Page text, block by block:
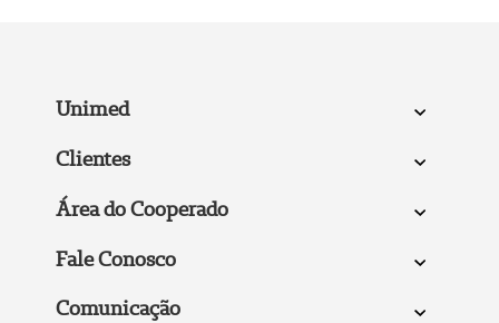
Unimed
Clientes
Área do Cooperado
Fale Conosco
Comunicação